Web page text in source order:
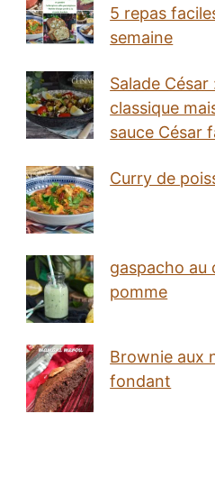
5 repas
semaine
Salade
classique
sauce César
Curry de
gaspacho au
pomme
Brownie aux
fondant